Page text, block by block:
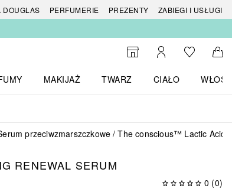
DOUGLAS PERFUMERIE PREZENTY
ZABIEGI I USŁUGI
Do wyszukiwarki
Moje kontoDo listyDo
MAKIJAŻ
TWARZ
CIAŁO
WŁOSY
przeciwzmarszczkowe The conscious™ Lactic Acid
RENEWAL SERUM
0 (0)